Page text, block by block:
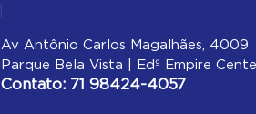
Av Antônio Carlos Magalhães, 4009
Parque Bela Vista | Edº Empire
Contato: 71 98424-4057